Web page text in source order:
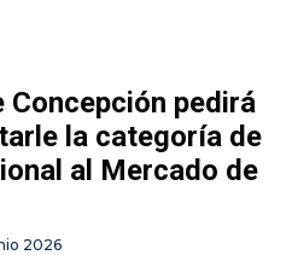
Concepción pedirá
la categoría de
al Mercado de
2026